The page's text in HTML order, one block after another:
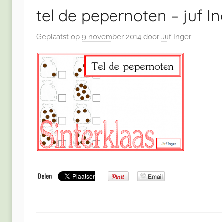
tel de pepernoten – juf
Geplaatst op 9 november 2014 door Juf Inger